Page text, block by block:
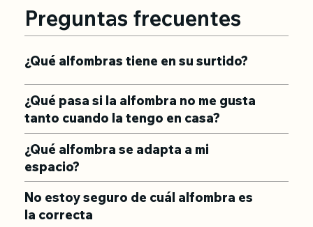
Preguntas frecuentes
¿Qué alfombras tiene en su surtido?
¿Qué pasa si la alfombra no me gusta
tanto cuando la tengo en casa?
¿Qué alfombra se adapta a mi
espacio?
No estoy seguro de cuál alfombra es
la correcta